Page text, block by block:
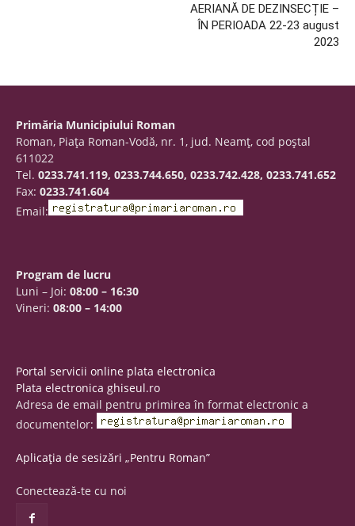
AERIANĂ DE DEZINSECȚIE –
ÎN PERIOADA 22-23 august
2023
Primăria Municipiului Roman
Roman, Piaţa Roman-Vodă, nr. 1, jud. Neamţ, cod poştal
611022
Tel. 0233.741.119, 0233.744.650, 0233.742.428, 0233.741.652
Fax: 0233.741.604
Email:
Program de lucru
Luni – Joi: 08:00 – 16:30
Vineri: 08:00 – 14:00
Portal servicii online plata electronica
Plata electronica ghiseul.ro
Adresa de email pentru primirea în format electronic a
documentelor:
Aplicația de sesizări „Pentru Roman”
Conectează-te cu noi